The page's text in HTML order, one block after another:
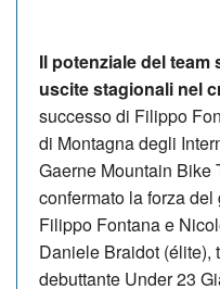
Il potenziale del team
uscite stagionali nel
successo di Filippo
di Montagna degli
Gaerne Mountain Bike
confermato la forza
Filippo Fontana e
Daniele Braidot (élite),
debuttante Under 23